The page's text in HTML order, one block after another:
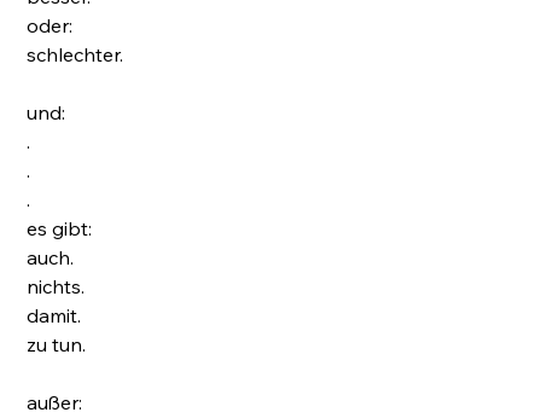
oder:
schlechter.
und:
.
.
.
es gibt:
auch.
nichts.
damit.
zu tun.
außer: